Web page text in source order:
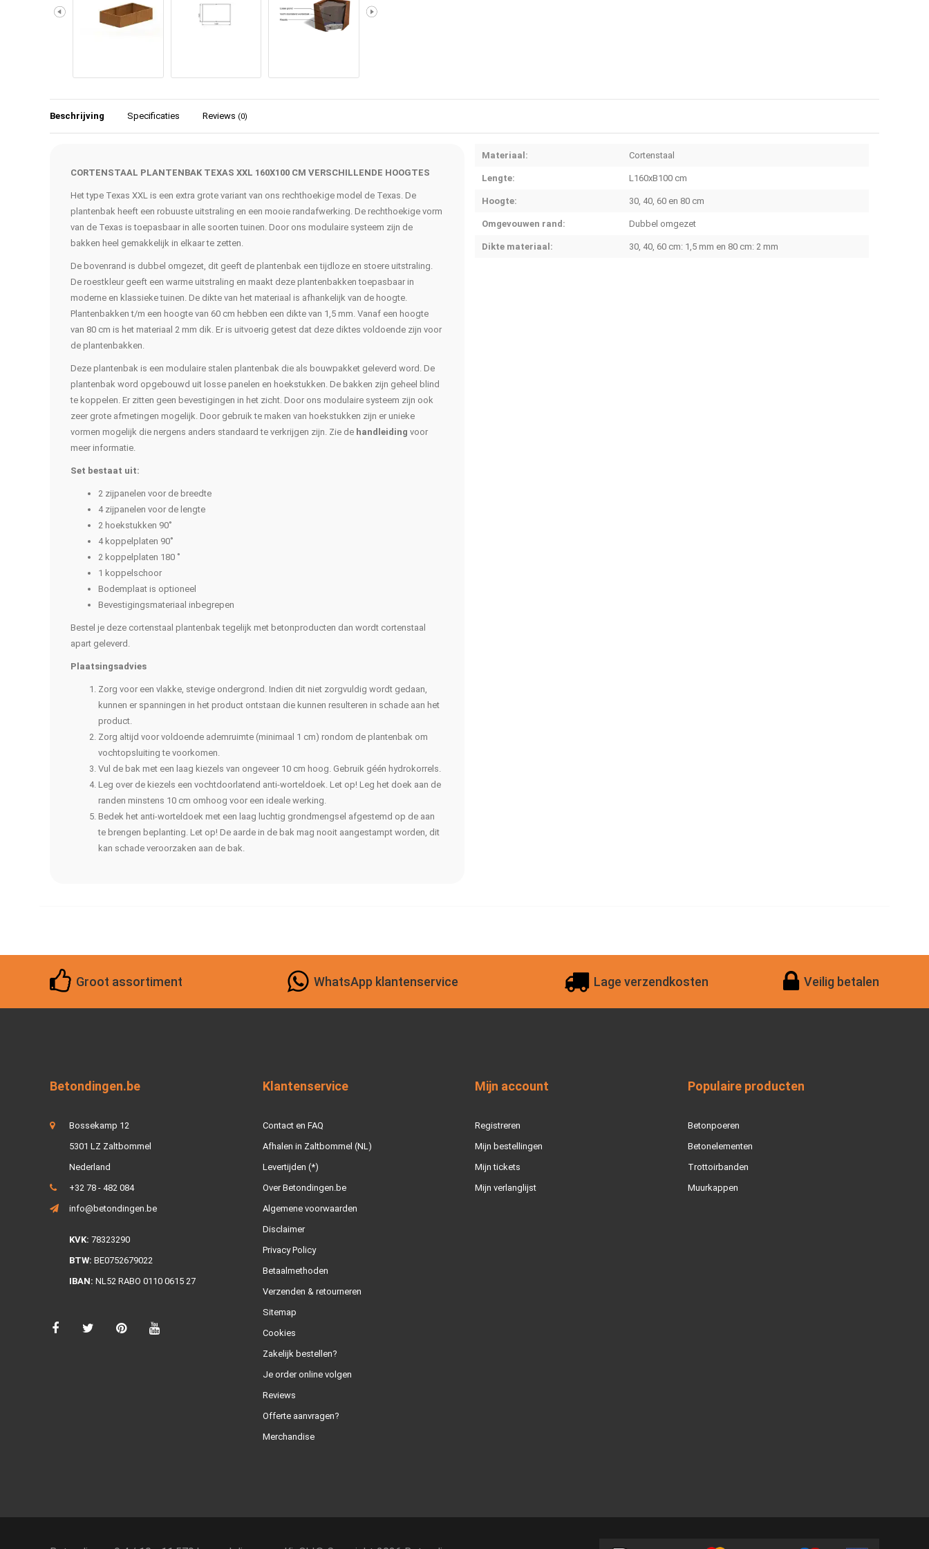
Beschrijving Specificaties Reviews (0)
CORTENSTAAL PLANTENBAK TEXAS XXL 160X100 CM VERSCHILLENDE HOOGTES
Het type Texas XXL is een extra grote variant van ons rechthoekige model de Texas. De
plantenbak heeft een robuuste uitstraling en een mooie randafwerking. De rechthoekige vorm
van de Texas is toepasbaar in alle soorten tuinen. Door ons modulaire systeem zijn de
bakken heel gemakkelijk in elkaar te zetten.
De bovenrand is dubbel omgezet, dit geeft de plantenbak een tijdloze en stoere uitstraling.
De roestkleur geeft een warme uitstraling en maakt deze plantenbakken toepasbaar in
moderne en klassieke tuinen. De dikte van het materiaal is afhankelijk van de hoogte.
Plantenbakken t/m een hoogte van 60 cm hebben een dikte van 1,5 mm. Vanaf een hoogte
van 80 cm is het materiaal 2 mm dik. Er is uitvoerig getest dat deze diktes voldoende zijn voor
de plantenbakken.
Deze plantenbak is een modulaire stalen plantenbak die als bouwpakket geleverd word. De
plantenbak word opgebouwd uit losse panelen en hoekstukken. De bakken zijn geheel blind
te koppelen. Er zitten geen bevestigingen in het zicht. Door ons modulaire systeem zijn ook
zeer grote afmetingen mogelijk. Door gebruik te maken van hoekstukken zijn er unieke
vormen mogelijk die nergens anders standaard te verkrijgen zijn. Zie de handleiding voor
meer informatie.
Set bestaat uit:
2 zijpanelen voor de breedte
4 zijpanelen voor de lengte
2 hoekstukken 90˚
4 koppelplaten 90˚
2 koppelplaten 180 ˚
1 koppelschoor
Bodemplaat is optioneel
Bevestigingsmateriaal inbegrepen
Bestel je deze cortenstaal plantenbak tegelijk met betonproducten dan wordt cortenstaal
apart geleverd.
Plaatsingsadvies
Zorg voor een vlakke, stevige ondergrond. Indien dit niet zorgvuldig wordt gedaan,
kunnen er spanningen in het product ontstaan die kunnen resulteren in schade aan het
product.
Zorg altijd voor voldoende ademruimte (minimaal 1 cm) rondom de plantenbak om
vochtopsluiting te voorkomen.
Vul de bak met een laag kiezels van ongeveer 10 cm hoog. Gebruik géén hydrokorrels.
Leg over de kiezels een vochtdoorlatend anti-worteldoek. Let op! Leg het doek aan de
randen minstens 10 cm omhoog voor een ideale werking.
Bedek het anti-worteldoek met een laag luchtig grondmengsel afgestemd op de aan
te brengen beplanting. Let op! De aarde in de bak mag nooit aangestampt worden, dit
kan schade veroorzaken aan de bak.
Materiaal: Cortenstaal
Lengte: L160xB100 cm
Hoogte: 30, 40, 60 en 80 cm
Omgevouwen rand: Dubbel omgezet
Dikte materiaal: 30, 40, 60 cm: 1,5 mm en 80 cm: 2 mm
Groot assortiment WhatsApp klantenservice Lage verzendkosten Veilig betalen
Betondingen.be
Bossekamp 12
5301 LZ Zaltbommel
Nederland
+32 78 - 482 084
info@betondingen.be
KVK: 78323290
BTW: BE0752679022
IBAN: NL52 RABO 0110 0615 27
Klantenservice
Contact en FAQ
Afhalen in Zaltbommel (NL)
Levertijden (*)
Over Betondingen.be
Algemene voorwaarden
Disclaimer
Privacy Policy
Betaalmethoden
Verzenden & retourneren
Sitemap
Cookies
Zakelijk bestellen?
Je order online volgen
Reviews
Offerte aanvragen?
Merchandise
Mijn account
Registreren
Mijn bestellingen
Mijn tickets
Mijn verlanglijst
Populaire producten
Betonpoeren
Betonelementen
Trottoirbanden
Muurkappen